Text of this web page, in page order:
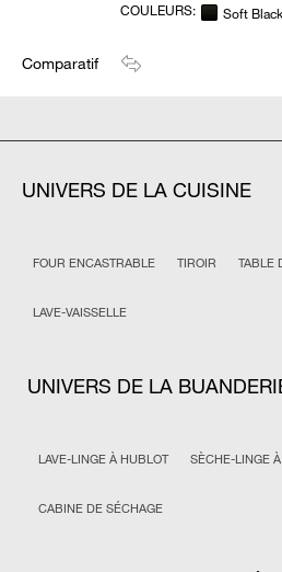
COULEURS: Soft Black
Comparatif
UNIVERS DE LA CUISINE
FOUR ENCASTRABLE TIROIR TABLE
LAVE-VAISSELLE
UNIVERS DE LA
LAVE-LINGE À HUBLOT SÈCHE-LINGE
CABINE DE SÉCHAGE